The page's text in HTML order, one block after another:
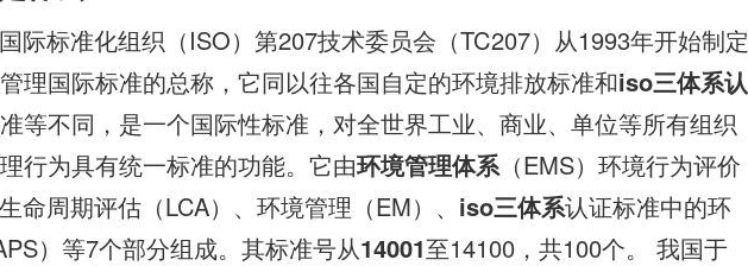
际标准化组织（ISO）第207技术委员会（TC207）从1993年开始制定
理国际标准的总称，它同以往各国自定的环境排放标准和iso三体系认
等不同，是一个国际性标准，对全世界工业、商业、单位等所有组织
行为具有统一标准的功能。它由环境管理体系（EMS）环境行为评价
命周期评估（LCA）、环境管理（EM）、 iso三体系认证标准中的环
）等7个部分组成。其标准号从14001至14100，共100个。 我国于